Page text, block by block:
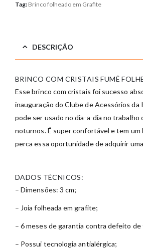
Tag: Brinco folheado em Grafite
DESCRIÇÃO
BRINCO COM CRISTAIS FUMÊ
Esse brinco com cristais foi sucesso
inauguração do Clube de Acessórios da
pode ser usado no dia-a-dia no trabalho
noturnos. É super confortável e tem um
perca essa oportunidade de adquirir
DADOS TÉCNICOS:
– Dimensões: 3 cm;
– Joia folheada em grafite;
– 6 meses de garantia contra defeito de
– Possui tecnologia antialérgica;